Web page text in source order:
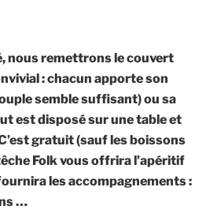
nous remettrons le couvert
: chacun apporte son
semble suffisant) ou sa
est disposé sur une table et
gratuit (sauf les boissons
Folk vous offrira l’apéritif
les accompagnements :
…